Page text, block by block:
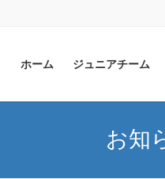
ホーム ジュニアチーム
お知